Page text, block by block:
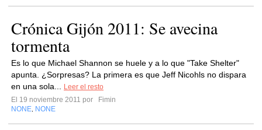
Crónica Gijón 2011: Se avecina
tormenta
Es lo que Michael Shannon se huele y a lo que "Take Shelter"
apunta. ¿Sorpresas? La primera es que Jeff Nicohls no dispara
en una sola...
Leer el resto
El 19 noviembre 2011 por
Fimin
NONE NONE